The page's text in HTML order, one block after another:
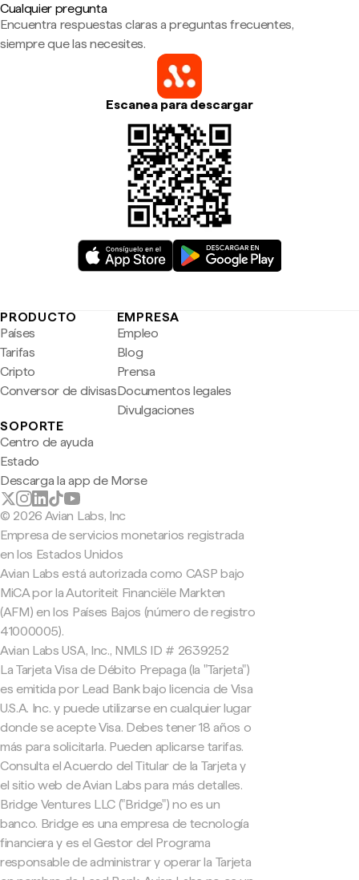
Cualquier pregunta
Encuentra respuestas claras a preguntas frecuentes,
siempre que las necesites.
Escanea para descargar
PRODUCTO
Países
Tarifas
Cripto
Conversor de divisas
EMPRESA
Empleo
Blog
Prensa
Documentos legales
Divulgaciones
SOPORTE
Centro de ayuda
Estado
Descarga la app de Morse
© 2026 Avian Labs, Inc
Empresa de servicios monetarios registrada
en los Estados Unidos
Avian Labs está autorizada como CASP bajo
MiCA por la Autoriteit Financiële Markten
(AFM) en los Países Bajos (número de registro
41000005).
Avian Labs USA, Inc., NMLS ID # 2639252
La Tarjeta Visa de Débito Prepaga (la "Tarjeta")
es emitida por Lead Bank bajo licencia de Visa
U.S.A. Inc. y puede utilizarse en cualquier lugar
donde se acepte Visa. Debes tener 18 años o
más para solicitarla. Pueden aplicarse tarifas.
Consulta el Acuerdo del Titular de la Tarjeta y
el sitio web de Avian Labs para más detalles.
Bridge Ventures LLC ("Bridge") no es un
banco. Bridge es una empresa de tecnología
financiera y es el Gestor del Programa
responsable de administrar y operar la Tarjeta